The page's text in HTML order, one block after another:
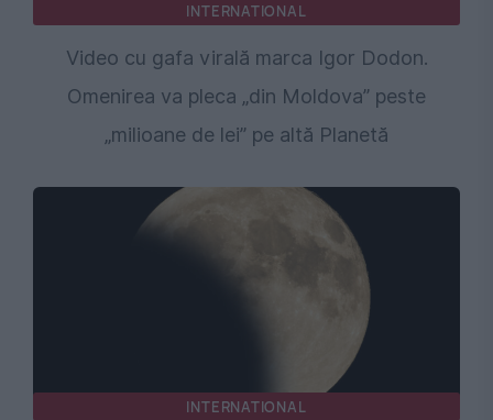
INTERNATIONAL
Video cu gafa virală marca Igor Dodon.
Omenirea va pleca „din Moldova” peste
„milioane de lei” pe altă Planetă
INTERNATIONAL